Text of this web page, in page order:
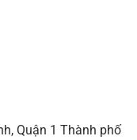
Quận 1 Thành phố